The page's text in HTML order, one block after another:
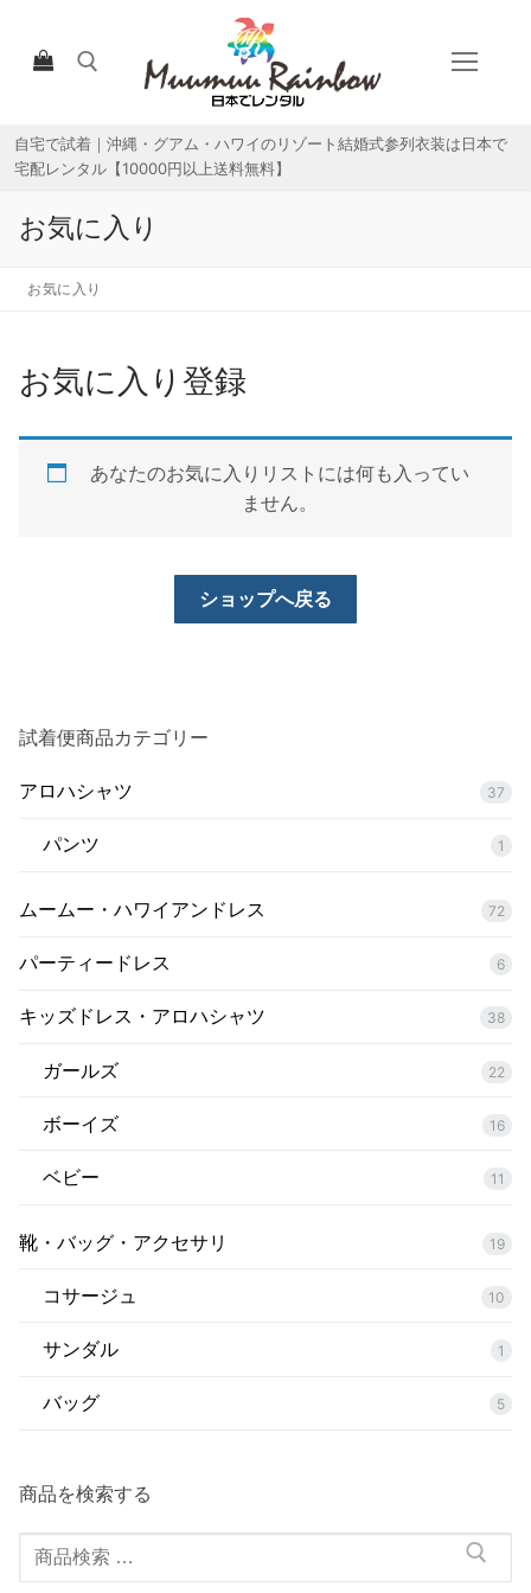
へ
検索:
自宅で試着｜沖縄・グアム・ハワイのリゾート結婚式参列衣装は日本で
宅配レンタル【10000円以上送料無料】
HOME
宅配レンタル商品一覧
来店試着
お気に入り
お気に入り
お気に入り登録
あなたのお気に入りリストには何も入ってい
ません。
ショップへ戻る
試着便商品カテゴリー
アロハシャツ 37
パンツ 1
ムームー・ハワイアンドレス 72
パーティードレス 6
キッズドレス・アロハシャツ 38
ガールズ 22
ボーイズ 16
ベビー 11
靴・バッグ・アクセサリ 19
コサージュ 10
サンダル 1
バッグ 5
商品を検索する
検
索